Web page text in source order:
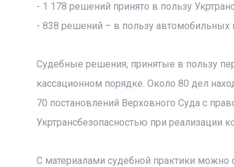
- 1 178 решений принято в пользу
- 838 решений – в пользу автомобильных
Судебные решения, принятые в пользу
кассационном порядке. Около 80 дел
70 постановлений Верховного Суда с
Укртрансбезопасностью при реализации
С материалами судебной практики можно